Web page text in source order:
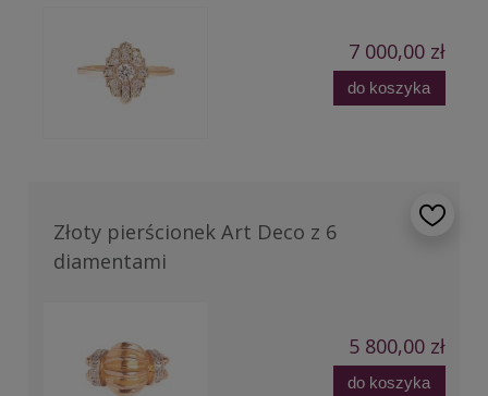
7 000,00 zł
do koszyka
Złoty pierścionek Art Deco z 6
diamentami
5 800,00 zł
do koszyka